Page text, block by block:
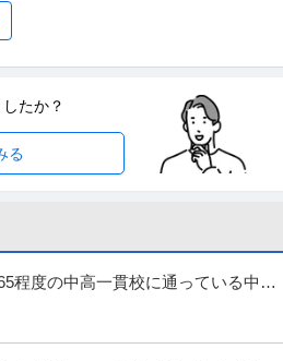
リスク管理部 照会管理課：照会担当
インターネットサービス ※会員属性などに応
ります ️楽天・事業につ
…続きを見る
でも固定給36万円スタート！！
合職※／未経験からでも固定給36万円スター
※／未経験からでも固定給3…続きを見る
たか？
る
程度の中高一貫校に通っている中学
会を守る仕事に...